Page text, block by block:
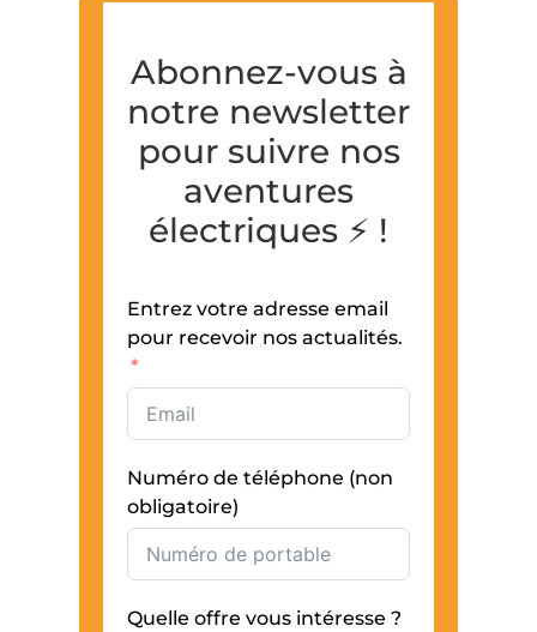
Abonnez-vous à
notre newsletter
pour suivre nos
aventures
électriques ⚡️ !
Entrez votre adresse email
pour recevoir nos actualités.
Numéro de téléphone (non
obligatoire)
Quelle offre vous intéresse ?